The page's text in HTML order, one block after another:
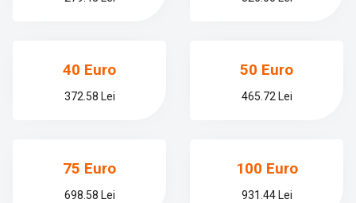
40 Euro
372.58 Lei
50 Euro
465.72 Lei
75 Euro
698.58 Lei
100 Euro
931.44 Lei